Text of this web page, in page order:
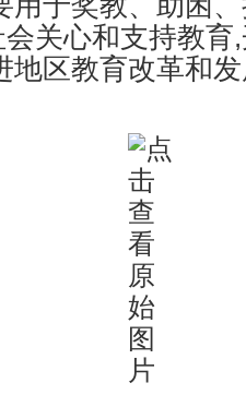
关心和支持教育
地区教育改革和